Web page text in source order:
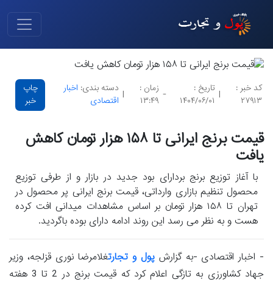
کد خبر :
۲۷۹۱۳
|
تاریخ :
۱۴۰۴/۰۶/۰۱
-
زمان :
۱۳:۴۹
|
دسته بندی: اخبار
اقتصادی
چاپ
خبر
قیمت برنج ایرانی تا ۱۵۸ هزار تومان کاهش
یافت
با آغاز توزیع برنج بردارای بود جدید در بازار و از طرفی توزیع
محصول تنظیم بازاری وارداتی، قیمت برنج ایرانی پر محصول در
تهران تا ۱۵۸ هزار تومان بر اساس مشاهدات میدانی افت کرده
هست و به نظر می رسد این روند ادامه دارای بوده باگردید.
- اخبار اقتصادی -به گزارش پول و تجارتغلامرضا نوری قزلجه، وزیر
جهاد کشاورزی به تازگی اعلام کرد که قیمت برنج در 2 تا 3 هفته